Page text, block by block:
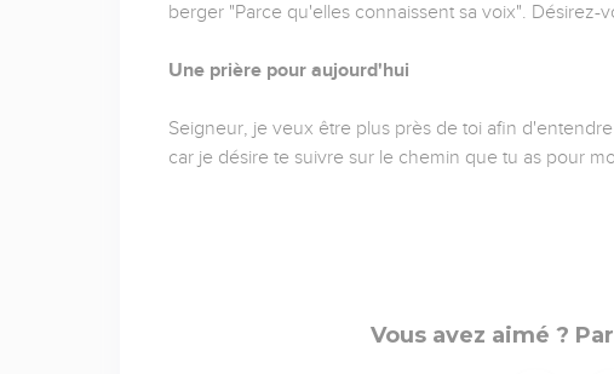
berger "Parce qu'elles connaissent sa voix".
Une prière pour aujourd'hui
Seigneur, je veux être plus près de toi afin
car je désire te suivre sur le chemin que tu as pour
Vous avez aimé ?